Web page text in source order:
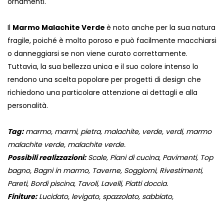
Il Marmo Malachite Verde è noto anche per la sua natura
fragile, poiché è molto poroso e può facilmente macchiarsi
o danneggiarsi se non viene curato correttamente.
Tuttavia, la sua bellezza unica e il suo colore intenso lo
rendono una scelta popolare per progetti di design che
richiedono una particolare attenzione ai dettagli e alla
personalità.
Tag:marmo, marmi, pietra, malachite, verde, verdi, marmo
malachite verde, malachite verde.
Possibili realizzazioni:Scale, Piani di cucina, Pavimenti, Top
bagno, Bagni in marmo, Taverne, Soggiorni, Rivestimenti,
Pareti, Bordi piscina, Tavoli, Lavelli, Piatti doccia.
Finiture:Lucidato, levigato, spazzolato, sabbiato,